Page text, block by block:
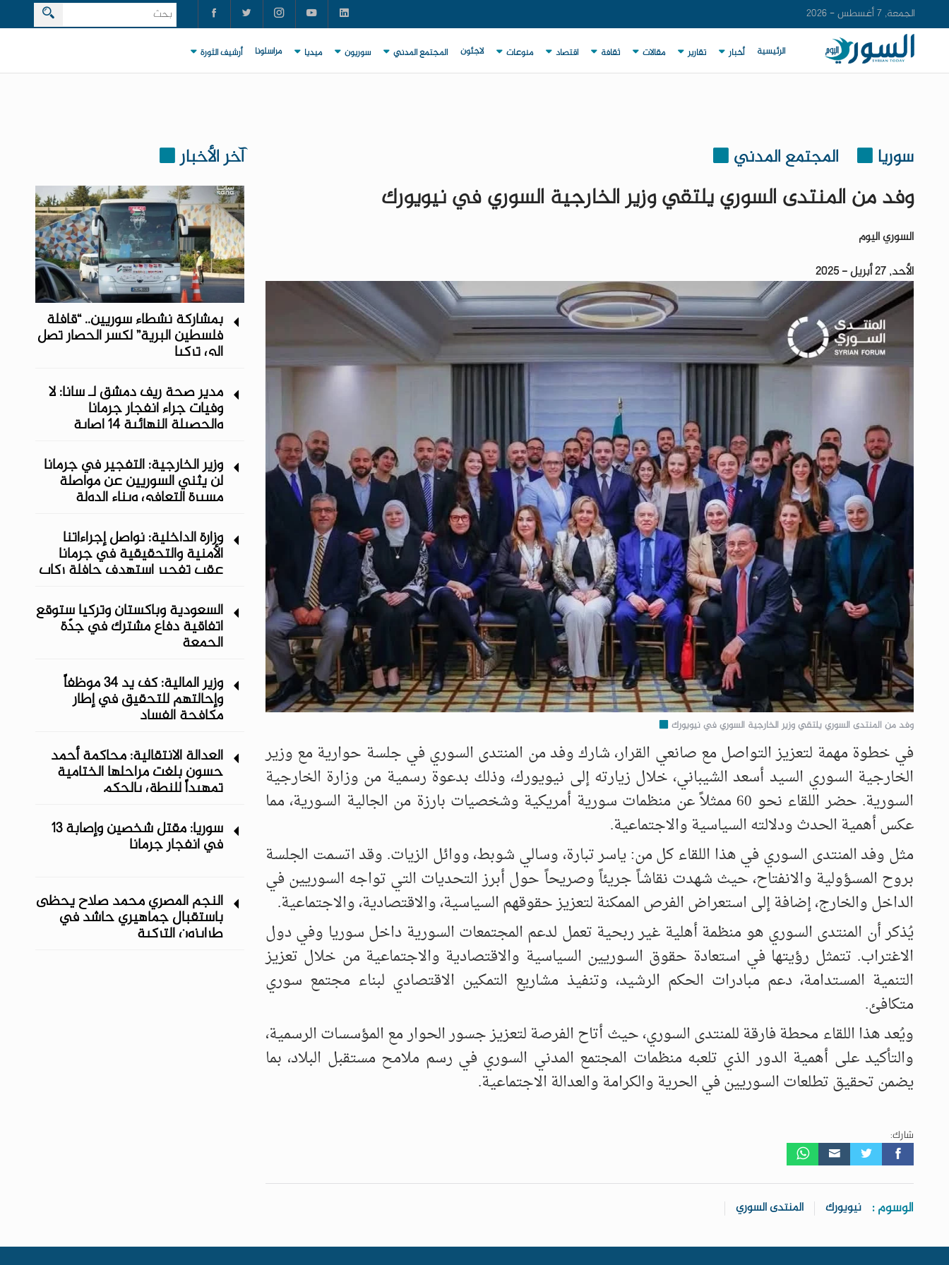
الجمعة, 7 أغسطس - 2026
الرئيسية أخبار تقارير مقالات ثقافة اقتصاد منوعات لاجئون المجتمع المدني سوريون ميديا مراسلونا أرشيف الثورة
سوريا المجتمع المدني
وفد من المنتدى السوري يلتقي وزير الخارجية السوري في نيويورك
السوري اليوم
الأحد, 27 أبريل - 2025
وفد من المنتدى السوري يلتقي وزير الخارجية السوري في نيويورك
في خطوة مهمة لتعزيز التواصل مع صانعي القرار، شارك وفد من المنتدى السوري في جلسة حوارية مع وزير
الخارجية السوري السيد أسعد الشيباني، خلال زيارته إلى نيويورك، وذلك بدعوة رسمية من وزارة الخارجية
السورية. حضر اللقاء نحو 60 ممثلاً عن منظمات سورية أمريكية وشخصيات بارزة من الجالية السورية، مما
عكس أهمية الحدث ودلالته السياسية والاجتماعية.
مثل وفد المنتدى السوري في هذا اللقاء كل من: ياسر تبارة، وسالي شوبط، ووائل الزيات. وقد اتسمت الجلسة
بروح المسؤولية والانفتاح، حيث شهدت نقاشاً جريئاً وصريحاً حول أبرز التحديات التي تواجه السوريين في
الداخل والخارج، إضافة إلى استعراض الفرص الممكنة لتعزيز حقوقهم السياسية، والاقتصادية، والاجتماعية.
يُذكر أن المنتدى السوري هو منظمة أهلية غير ربحية تعمل لدعم المجتمعات السورية داخل سوريا وفي دول
الاغتراب. تتمثل رؤيتها في استعادة حقوق السوريين السياسية والاقتصادية والاجتماعية من خلال تعزيز
التنمية المستدامة، دعم مبادرات الحكم الرشيد، وتنفيذ مشاريع التمكين الاقتصادي لبناء مجتمع سوري
متكافئ.
ويُعد هذا اللقاء محطة فارقة للمنتدى السوري، حيث أتاح الفرصة لتعزيز جسور الحوار مع المؤسسات الرسمية،
والتأكيد على أهمية الدور الذي تلعبه منظمات المجتمع المدني السوري في رسم ملامح مستقبل البلاد، بما
يضمن تحقيق تطلعات السوريين في الحرية والكرامة والعدالة الاجتماعية.
شارك:
الوسوم : نيويورك المنتدى السوري
آخر الأخبار
بمشاركة نشطاء سوريين.. “قافلة
فلسطين البرية” لكسر الحصار تصل
إلى تركيا
مدير صحة ريف دمشق لـ سانا: لا
وفيات جراء انفجار جرمانا
والحصيلة النهائية 14 إصابة
وزير الخارجية: التفجير في جرمانا
لن يثني السوريين عن مواصلة
مسيرة التعافي وبناء الدولة
وزارة الداخلية: نواصل إجراءاتنا
الأمنية والتحقيقية في جرمانا
عقب تفجير استهدف حافلة ركاب
السعودية وباكستان وتركيا ستوقع
اتفاقية دفاع مشترك في جدّة
الجمعة
وزير المالية: كف يد 34 موظفاً
وإحالتهم للتحقيق في إطار
مكافحة الفساد
العدالة الانتقالية: محاكمة أحمد
حسون بلغت مراحلها الختامية
تمهيداً للنطق بالحكم
سوريا: مقتل شخصين وإصابة 13
في انفجار جرمانا
النجم المصري محمد صلاح يحظى
باستقبال جماهيري حاشد في
طرابزون التركية